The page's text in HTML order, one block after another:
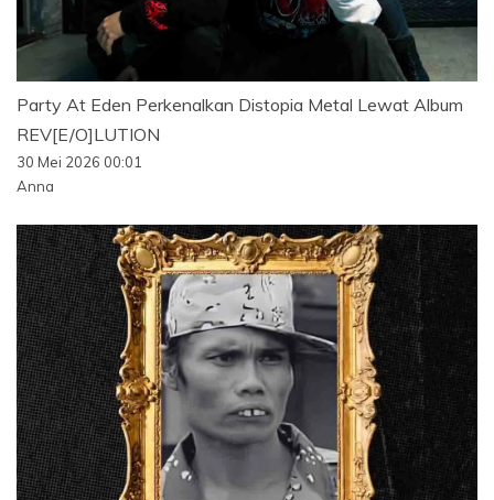
Party At Eden Perkenalkan Distopia Metal Lewat Album
REV[E/O]LUTION
30 Mei 2026 00:01
Anna